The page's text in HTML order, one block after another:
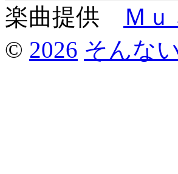
楽曲提供
Ｍｕ
© 2026 そんな